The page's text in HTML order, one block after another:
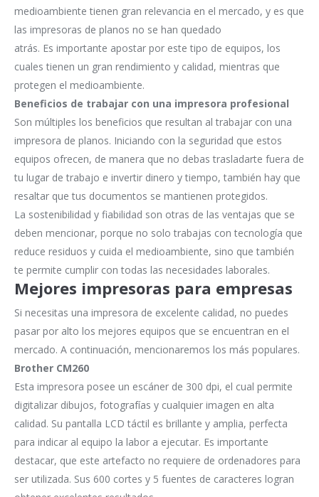
medioambiente tienen gran relevancia en el mercado, y es que
las impresoras de planos no se han quedado
atrás. Es importante apostar por este tipo de equipos, los
cuales tienen un gran rendimiento y calidad, mientras que
protegen el medioambiente.
Beneficios de trabajar con una impresora profesional
Son múltiples los beneficios que resultan al trabajar con una
impresora de planos. Iniciando con la seguridad que estos
equipos ofrecen, de manera que no debas trasladarte fuera de
tu lugar de trabajo e invertir dinero y tiempo, también hay que
resaltar que tus documentos se mantienen protegidos.
La sostenibilidad y fiabilidad son otras de las ventajas que se
deben mencionar, porque no solo trabajas con tecnología que
reduce residuos y cuida el medioambiente, sino que también
te permite cumplir con todas las necesidades laborales.
Mejores impresoras para empresas
Si necesitas una impresora de excelente calidad, no puedes
pasar por alto los mejores equipos que se encuentran en el
mercado. A continuación, mencionaremos los más populares.
Brother CM260
Esta impresora posee un escáner de 300 dpi, el cual permite
digitalizar dibujos, fotografías y cualquier imagen en alta
calidad. Su pantalla LCD táctil es brillante y amplia, perfecta
para indicar al equipo la labor a ejecutar. Es importante
destacar, que este artefacto no requiere de ordenadores para
ser utilizada. Sus 600 cortes y 5 fuentes de caracteres logran